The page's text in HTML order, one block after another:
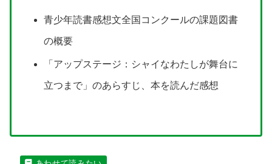
青少年読書感想文全国コンクールの課題図書
の概要
「アップステージ：シャイなわたしが舞台に
立つまで」のあらすじ、本を読んだ感想